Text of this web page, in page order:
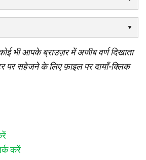
भी आपके ब्राउज़र में अजीब वर्ण दिखाता
पर सहेजने के लिए फ़ाइल पर दायाँ-क्लिक
करें